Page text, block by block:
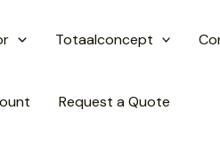
Totaalconcept
Request a Quote